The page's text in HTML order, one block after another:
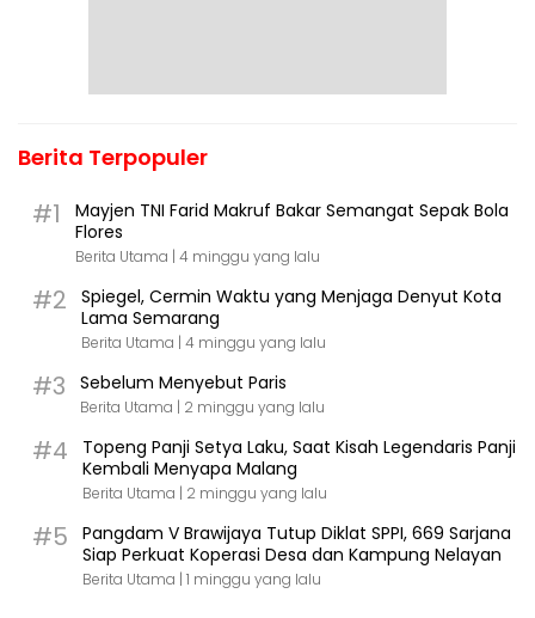
Berita Terpopuler
#1
Mayjen TNI Farid Makruf Bakar Semangat Sepak Bola
Flores
Berita Utama | 4 minggu yang lalu
#2
Spiegel, Cermin Waktu yang Menjaga Denyut Kota
Lama Semarang
Berita Utama | 4 minggu yang lalu
#3 Sebelum Menyebut Paris
Berita Utama | 2 minggu yang lalu
#4
Topeng Panji Setya Laku, Saat Kisah Legendaris Panji
Kembali Menyapa Malang
Berita Utama | 2 minggu yang lalu
#5
Pangdam V Brawijaya Tutup Diklat SPPI, 669 Sarjana
Siap Perkuat Koperasi Desa dan Kampung Nelayan
Berita Utama | 1 minggu yang lalu